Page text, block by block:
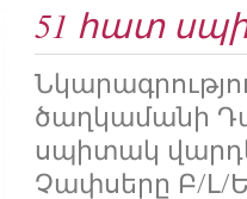
51 հատ
ծաղկամանի
սպիտակ
Չափսերը Բ/Լ/Ե